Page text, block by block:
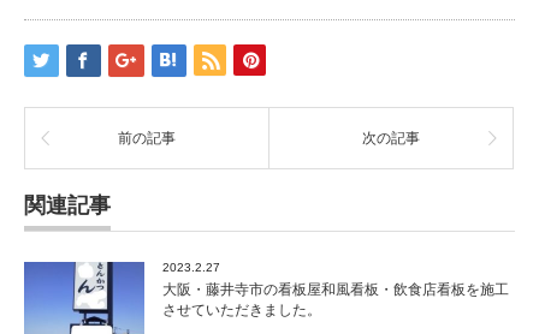
前の記事 次の記事
関連記事
2023.2.27
大阪・藤井寺市の看板屋和風看板・飲食店看板を施工
させていただきました。